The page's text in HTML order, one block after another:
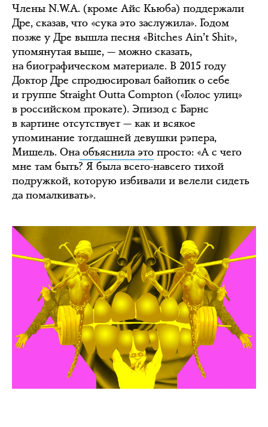
Члены N.W.A. (кроме Айс Кьюба) поддержали
Дре, сказав, что «сука это заслужила». Годом
позже у Дре вышла песня «Bitches Ain’t Shit»,
упомянутая выше, — можно сказать,
на биографическом материале. В 2015 году
Доктор Дре спродюсировал байопик о себе
и группе Straight Outta Compton («Голос улиц»
в российском прокате). Эпизод с Барнс
в картине отсутствует — как и всякое
упоминание тогдашней девушки рэпера,
Мишель. Она объяснила это просто: «А с чего
мне там быть? Я была всего-навсего тихой
подружкой, которую избивали и велели сидеть
да помалкивать».